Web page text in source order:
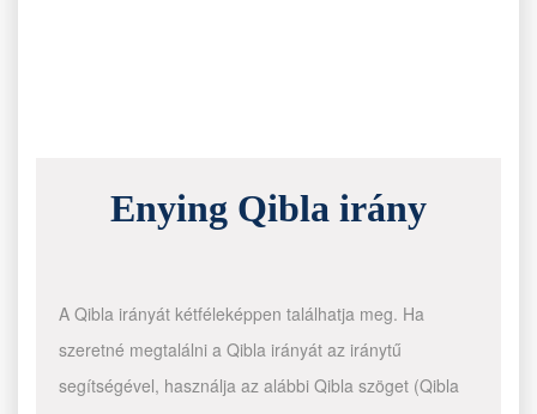
Enying Qibla irány
A Qibla irányát kétféleképpen találhatja meg. Ha
szeretné megtalálni a Qibla irányát az iránytű
segítségével, használja az alábbi Qibla szöget (Qibla